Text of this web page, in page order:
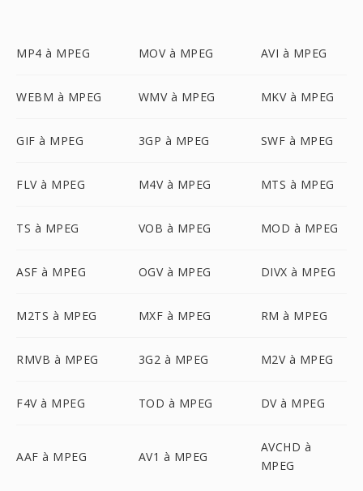
MP4 à MPEG MOV à MPEG AVI à MPEG
WEBM à MPEG WMV à MPEG MKV à MPEG
GIF à MPEG 3GP à MPEG SWF à MPEG
FLV à MPEG M4V à MPEG MTS à MPEG
TS à MPEG VOB à MPEG MOD à MPEG
ASF à MPEG OGV à MPEG DIVX à MPEG
M2TS à MPEG MXF à MPEG RM à MPEG
RMVB à MPEG 3G2 à MPEG M2V à MPEG
F4V à MPEG TOD à MPEG DV à MPEG
AAF à MPEG AV1 à MPEG
AVCHD à
MPEG